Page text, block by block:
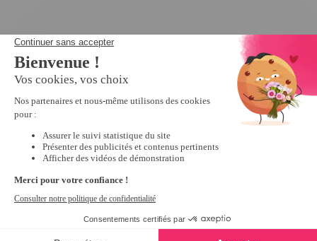
Derniers articles consultés
Peinture par
numéros Rêve
en montgolfière